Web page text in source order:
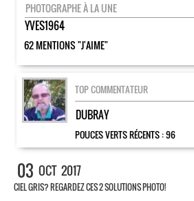
PHOTOGRAPHE À LA UNE
YVES1964
62 MENTIONS "J'AIME"
TOP COMMENTATEUR
DUBRAY
POUCES VERTS RÉCENTS :96
03 OCT 2017
CIEL GRIS? REGARDEZ CES 2 SOLUTIONS PHOTO!